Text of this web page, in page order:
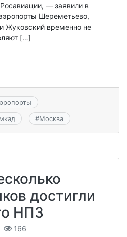
— заявили в
Шереметьево,
Жуковский временно не
[…]
#Москва
достигли
НПЗ
166